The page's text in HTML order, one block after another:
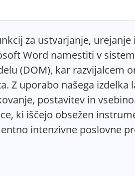
za ustvarjanje,
Word namestiti v
(DOM), kar razvijalcem
uporabo našega izdelka
postavitev in
ki iščejo obsežen
intenzivne poslovne